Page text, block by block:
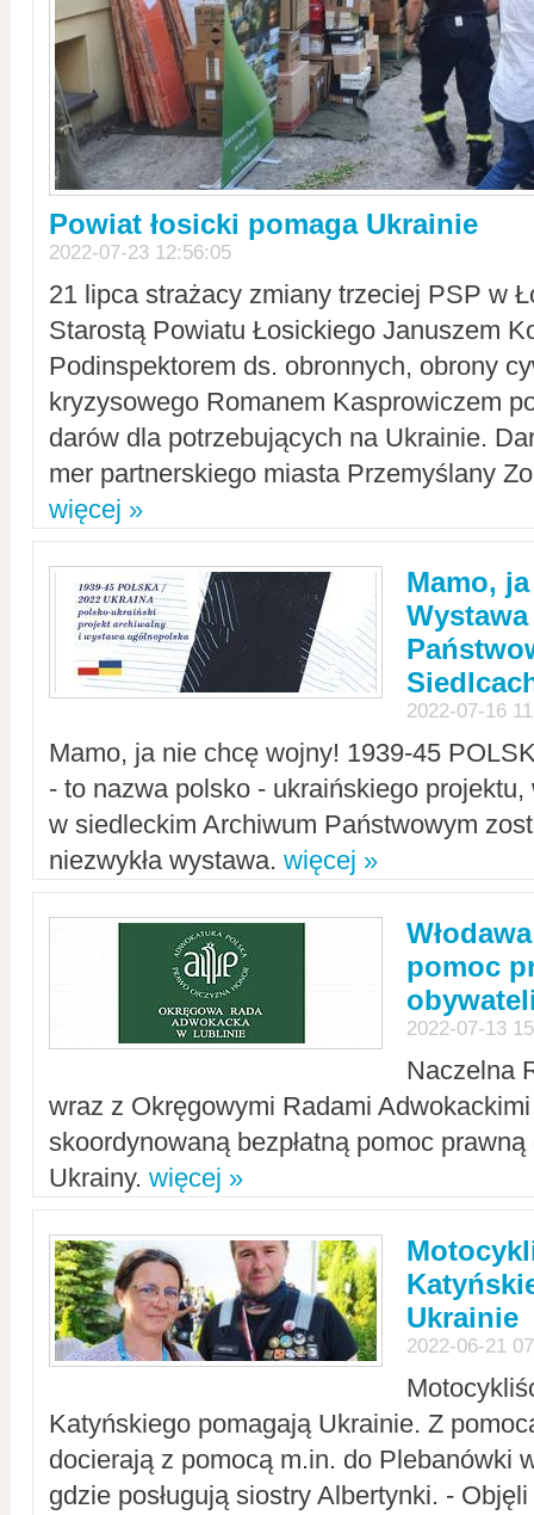
Powiat łosicki pomaga Ukrainie
2022-07-23 12:56:05
21 lipca strażacy zmiany trzeciej PSP w
Starostą Powiatu Łosickiego Januszem
Podinspektorem ds. obronnych, obrony
kryzysowego Romanem Kasprowiczem
darów dla potrzebujących na Ukrainie.
mer partnerskiego miasta Przemyślany
więcej »
Mamo,
2022-07-16
Mamo, ja nie chcę wojny! 1939-45
- to nazwa polsko - ukraińskiego
w siedleckim Archiwum Państwowym
niezwykła wystawa. więcej »
pomoc
2022-07-13
Naczelna
wraz z Okręgowymi Radami Adwokackimi
skoordynowaną bezpłatną pomoc
Ukrainy. więcej »
Ukrainie
2022-06-21
Katyńskiego pomagają Ukrainie. Z
docierają z pomocą m.in. do Plebanówki
gdzie posługują siostry Albertynki. -